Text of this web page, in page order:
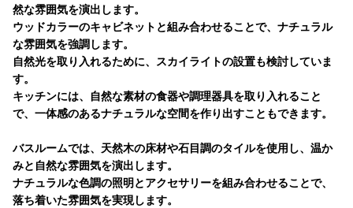
然な雰囲気を演出します。
ウッドカラーのキャビネットと組み合わせることで、ナチュラル
な雰囲気を強調します。
自然光を取り入れるために、スカイライトの設置も検討していま
す。
キッチンには、自然な素材の食器や調理器具を取り入れること
で、一体感のあるナチュラルな空間を作り出すこともできます。
バスルームでは、天然木の床材や石目調のタイルを使用し、温か
みと自然な雰囲気を演出します。
ナチュラルな色調の照明とアクセサリーを組み合わせることで、
落ち着いた雰囲気を実現します。